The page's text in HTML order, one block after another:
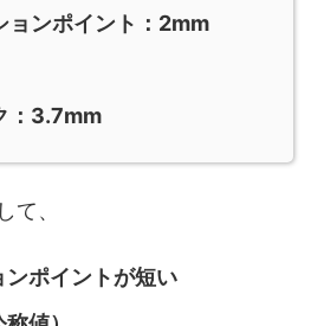
ョンポイント：2mm
：3.7mm
て、
ポイントが短い